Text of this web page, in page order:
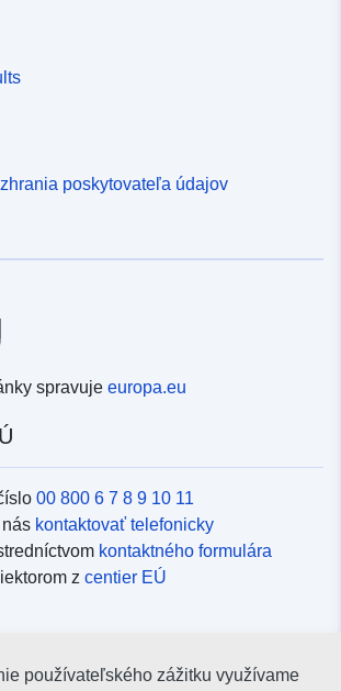
poskytovateľa údajov
spravuje europa.eu
00 800 6 7 8 9 10 11
nás kontaktovať telefonicky
kontaktného formulára
z centier EÚ
používateľského zážitku využívame